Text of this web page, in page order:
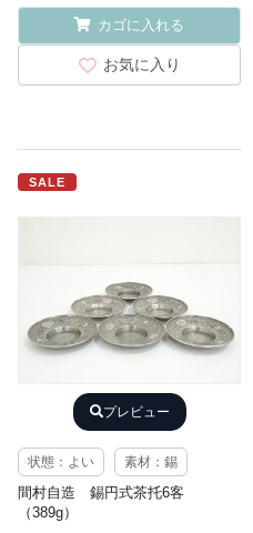
カゴに入れる
お気に入り
SALE
プレビュー
状態：よい 素材：錫
間村自造 錫円式茶托6客
（389g）